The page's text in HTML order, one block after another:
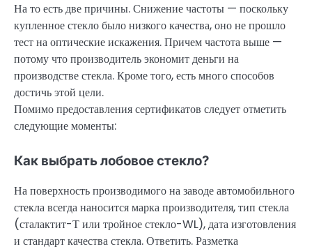
На то есть две причины. Снижение частоты — поскольку
купленное стекло было низкого качества, оно не прошло
тест на оптические искажения. Причем частота выше —
потому что производитель экономит деньги на
производстве стекла. Кроме того, есть много способов
достичь этой цели.
Помимо предоставления сертификатов следует отметить
следующие моменты:
Как выбрать лобовое стекло?
На поверхность производимого на заводе автомобильного
стекла всегда наносится марка производителя, тип стекла
(сталактит-Т или тройное стекло-WL), дата изготовления
и стандарт качества стекла. Ответить. Разметка